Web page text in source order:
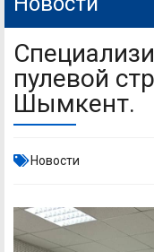
пулевой
Шымкент.
Новости